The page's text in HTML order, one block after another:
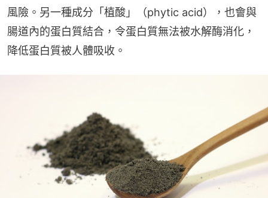
風險。另一種成分「植酸」（phytic acid），也會與
腸道內的蛋白質結合，令蛋白質無法被水解酶消化，
降低蛋白質被人體吸收。